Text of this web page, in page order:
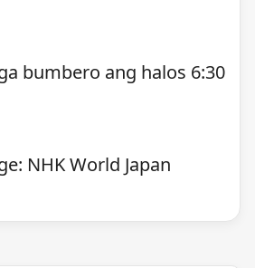
bumbero ang halos 6:30
NHK World Japan